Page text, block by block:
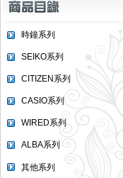
時鐘系列
SEIKO系列
CITIZEN系列
CASIO系列
WIRED系列
ALBA系列
其他系列